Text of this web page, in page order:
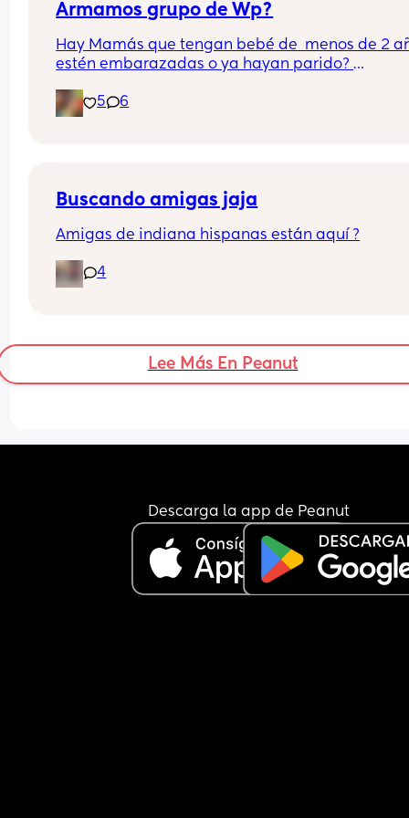
Armamos grupo de Wp?
Hay Mamás que tengan bebé de  menos de 2
estén embarazadas o ya hayan parido?
en este delirio místico Jajaj
5 6
Buscando amigas jaja
Amigas de indiana hispanas están aquí ?
4
Lee Más En Peanut
Descarga la app de Peanut